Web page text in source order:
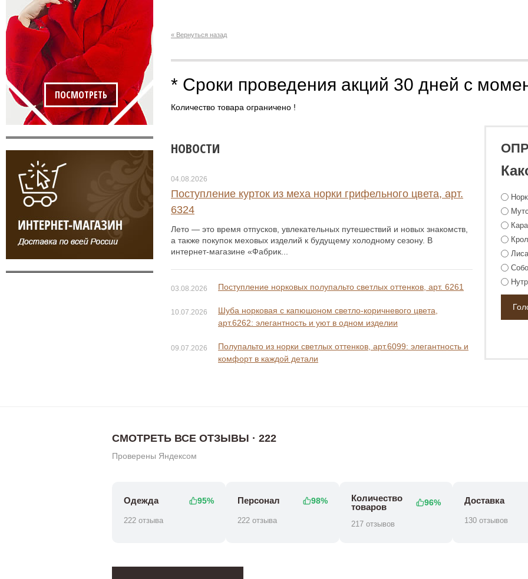
« Вернуться назад
* Сроки проведения акций 30 дней с
Количество товара ограничено !
НОВОСТИ
04.08.2026
Поступление курток из меха норки грифельного цвета, арт.
6324
Лето — это время отпусков, увлекательных путешествий и новых знакомств,
а также покупок меховых изделий к будущему холодному сезону. В
интернет-магазине «Фабрик...
03.08.2026 Поступление норковых полупальто светлых оттенков, арт. 6261
10.07.2026
Шуба норковая с капюшоном светло-коричневого цвета,
арт.6262: элегантность и уют в одном изделии
09.07.2026
Полупальто из норки светлых оттенков, арт.6099: элегантность и
комфорт в каждой детали
ПОСМОТРЕТЬ
СМОТРЕТЬ ВСЕ ОТЗЫВЫ · 222
Проверены Яндексом
Одежда 95%
222 отзыва
Персонал 98%
222 отзыва
Количество
товаров
96%
217 отзывов
Доставка
130 отзывов